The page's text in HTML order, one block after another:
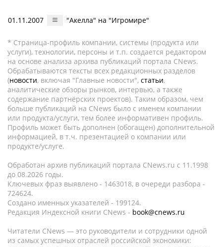
01.11.2007 "Акелла" на "Игромире"
* Страница-профиль компании, системы (продукта или
услуги), технологии, персоны и т.п. создается редактором
на основе анализа архива публикаций портала CNews.
Обрабатываются тексты всех редакционных разделов
(новости, включая "Главные новости", статьи,
аналитические обзоры рынков, интервью, а также
содержание партнёрских проектов). Таким образом, чем
больше публикаций на CNews было с именем компании
или продукта/услуги, тем более информативен профиль.
Профиль может быть дополнен (обогащен) дополнительной
информацией, в т.ч. презентацией о компании или
продукте/услуге.
Обработан архив публикаций портала CNews.ru c 11.1998
до 08.2026 годы.
Ключевых фраз выявлено - 1463018, в очереди разбора -
724624.
Создано именных указателей - 199124.
Редакция Индексной книги CNews - book@cnews.ru
Читатели CNews — это руководители и сотрудники одной
из самых успешных отраслей российской экономики: